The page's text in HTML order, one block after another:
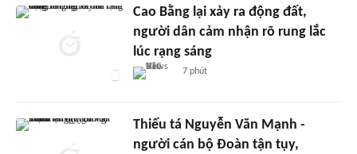
Cao Bằng lại xảy ra động đất,
người dân cảm nhận rõ rung lắc
lúc rạng sáng
7 phút
Thiếu tá Nguyễn Văn Mạnh -
người cán bộ Đoàn tận tụy,